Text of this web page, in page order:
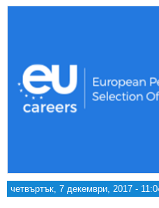
четвъртък, 7 декември, 2017 -